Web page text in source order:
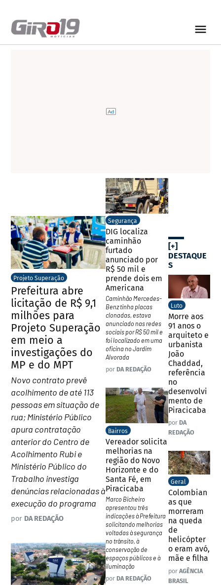
Projeto Superação
Prefeitura abre
licitação de R$ 9,1
milhões para
Projeto Superação
em meio a
investigações do
MP e do MPT
Novo contrato prevê
acolhimento de até 113
pessoas em situação de
rua; Ministério Público
apura contratação
anterior do Centro de
Acolhimento Rubi e
Ministério Público do
Trabalho investiga
denúncias relacionadas à
execução do programa
por DA REDAÇÃO
Segurança
DIG localiza
caminhão
furtado
anunciado por
R$ 50 mil e
prende dois em
Americana
Caminhão Mercedes-
Benz tinha placas
clonadas, estava
anunciado nas redes
sociais por R$ 50 mil e
foi localizado em uma
oficina no Jardim
Alvorada
por DA REDAÇÃO
Bairros
Vereador solicita
melhorias na
região do Novo
Horizonte e do
Santa Fé, em
Piracicaba
Marco Bicheiro
apresentou três
indicações à Prefeitura
solicitando melhorias
voltadas à segurança
no trânsito, à
conservação de
espaços públicos e à
iluminação
por DA REDAÇÃO
[+]
DESTAQUE
S
Luto
Morre aos
91 anos o
arquiteto e
urbanista
João
Chaddad,
referência
no
desenvolvi
mento de
Piracicaba
por DA
REDAÇÃO
Geral
Colombian
as que
morreram
na queda
de
helicópter
o eram avó,
mãe e filha
por AGÊNCIA
BRASIL